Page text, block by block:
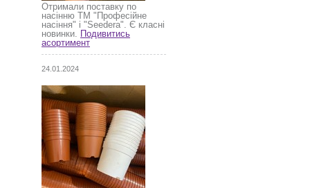
Отримали поставку по
насінню ТМ "Професійне
насіння" і "Seedera". Є класні
новинки. Подивитись
асортимент
24.01.2024